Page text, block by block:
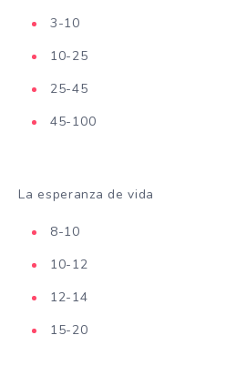
3-10
10-25
25-45
45-100
La esperanza de vida
8-10
10-12
12-14
15-20